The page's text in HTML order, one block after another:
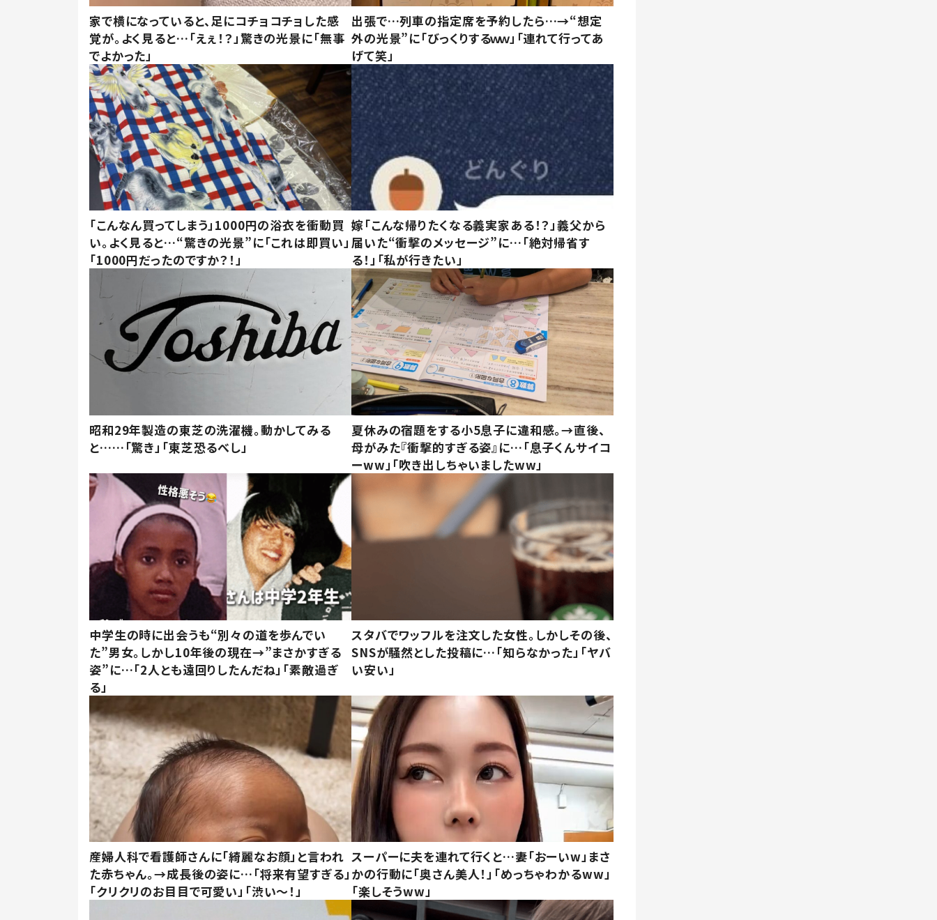
家で横になっていると、足にコチョコチョした感
覚が。よく見ると…「えぇ！？」驚きの光景に「無事
でよかった」
出張で…列車の指定席を予約したら…→“想定
外の光景”に「びっくりするｗｗ」「連れて行ってあ
げて笑」
「こんなん買ってしまう」1000円の浴衣を衝動買
い。よく見ると…“驚きの光景”に「これは即買い」
「1000円だったのですか？！」
嫁「こんな帰りたくなる義実家ある！？」義父から
届いた“衝撃のメッセージ”に…「絶対帰省す
る！」「私が行きたい」
昭和29年製造の東芝の洗濯機。動かしてみる
と……「驚き」「東芝恐るべし」
夏休みの宿題をする小5息子に違和感。→直後、
母がみた『衝撃的すぎる姿』に…「息子くんサイコ
ーww」「吹き出しちゃいましたww」
中学生の時に出会うも“別々の道を歩んでい
た”男女。しかし10年後の現在→”まさかすぎる
姿”に…「2人とも遠回りしたんだね」「素敵過ぎ
る」
スタバでワッフルを注文した女性。しかしその後、
SNSが騒然とした投稿に…「知らなかった」「ヤバ
い安い」
産婦人科で看護師さんに「綺麗なお顔」と言われ
た赤ちゃん。→成長後の姿に…「将来有望すぎる」
「クリクリのお目目で可愛い」「渋い～！」
スーパーに夫を連れて行くと…妻「おーいw」まさ
かの行動に「奥さん美人！」「めっちゃわかるww」
「楽しそうww」